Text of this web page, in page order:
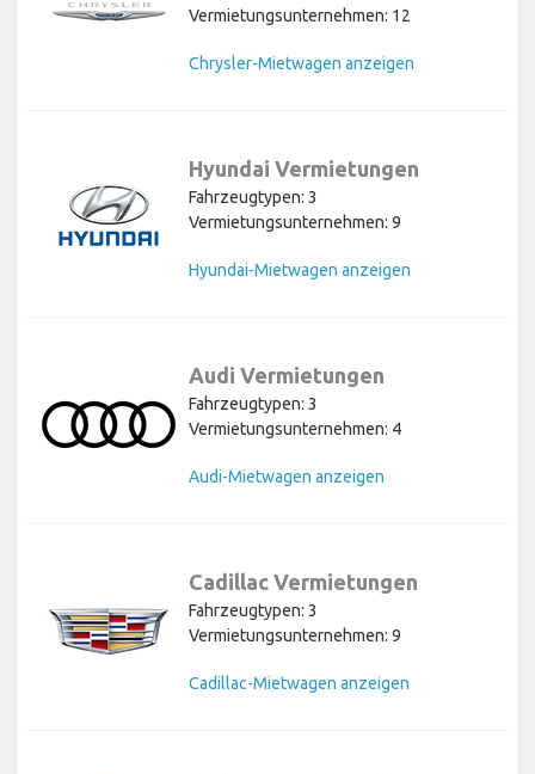
Vermietungsunternehmen: 12
Chrysler-Mietwagen anzeigen
Hyundai Vermietungen
Fahrzeugtypen: 3
Vermietungsunternehmen: 9
Hyundai-Mietwagen anzeigen
Audi Vermietungen
Fahrzeugtypen: 3
Vermietungsunternehmen: 4
Audi-Mietwagen anzeigen
Cadillac Vermietungen
Fahrzeugtypen: 3
Vermietungsunternehmen: 9
Cadillac-Mietwagen anzeigen